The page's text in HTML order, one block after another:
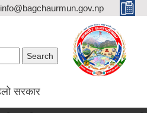
सरकार